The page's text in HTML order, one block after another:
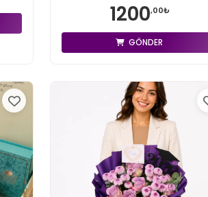
1200,00₺
GÖNDER